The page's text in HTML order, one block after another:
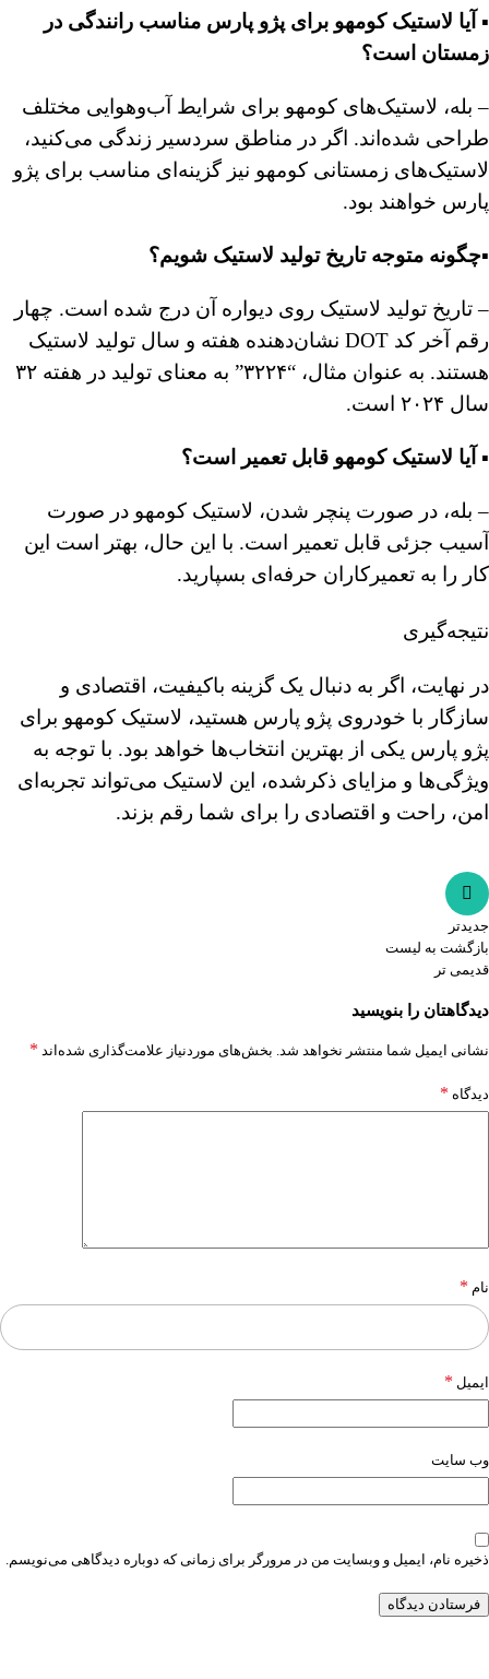
▪️ آیا لاستیک کومهو برای پژو پارس مناسب رانندگی در
زمستان است؟
– بله، لاستیک‌های کومهو برای شرایط آب‌وهوایی مختلف
طراحی شده‌اند. اگر در مناطق سردسیر زندگی می‌کنید،
لاستیک‌های زمستانی کومهو نیز گزینه‌ای مناسب برای پژو
پارس خواهند بود.
▪️چگونه متوجه تاریخ تولید لاستیک شویم؟
– تاریخ تولید لاستیک روی دیواره آن درج شده است. چهار
رقم آخر کد DOT نشان‌دهنده هفته و سال تولید لاستیک
هستند. به عنوان مثال، “۳۲۲۴” به معنای تولید در هفته ۳۲
سال ۲۰۲۴ است.
▪️ آیا لاستیک کومهو قابل تعمیر است؟
– بله، در صورت پنچر شدن، لاستیک کومهو در صورت
آسیب جزئی قابل تعمیر است. با این حال، بهتر است این
کار را به تعمیرکاران حرفه‌ای بسپارید.
نتیجه‌گیری
در نهایت، اگر به دنبال یک گزینه باکیفیت، اقتصادی و
سازگار با خودروی پژو پارس هستید، لاستیک کومهو برای
پژو پارس یکی از بهترین انتخاب‌ها خواهد بود. با توجه به
ویژگی‌ها و مزایای ذکرشده، این لاستیک می‌تواند تجربه‌ای
امن، راحت و اقتصادی را برای شما رقم بزند.
جدیدتر
بازگشت به لیست
قدیمی تر
دیدگاهتان را بنویسید
نشانی ایمیل شما منتشر نخواهد شد. بخش‌های موردنیاز علامت‌گذاری شده‌اند *
دیدگاه *
نام *
ایمیل *
وب‌ سایت
ذخیره نام، ایمیل و وبسایت من در مرورگر برای زمانی که دوباره دیدگاهی می‌نویسم.